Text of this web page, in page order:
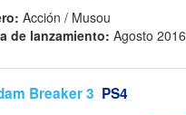
Acción / Musou
de lanzamiento: Agosto 2016
Breaker 3 PS4